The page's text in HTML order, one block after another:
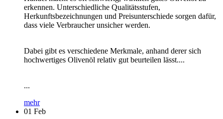
erkennen. Unterschiedliche Qualitätsstufen,
Herkunftsbezeichnungen und Preisunterschiede sorgen dafür,
dass viele Verbraucher unsicher werden.
Dabei gibt es verschiedene Merkmale, anhand derer sich
hochwertiges Olivenöl relativ gut beurteilen lässt....
...
mehr
01 Feb